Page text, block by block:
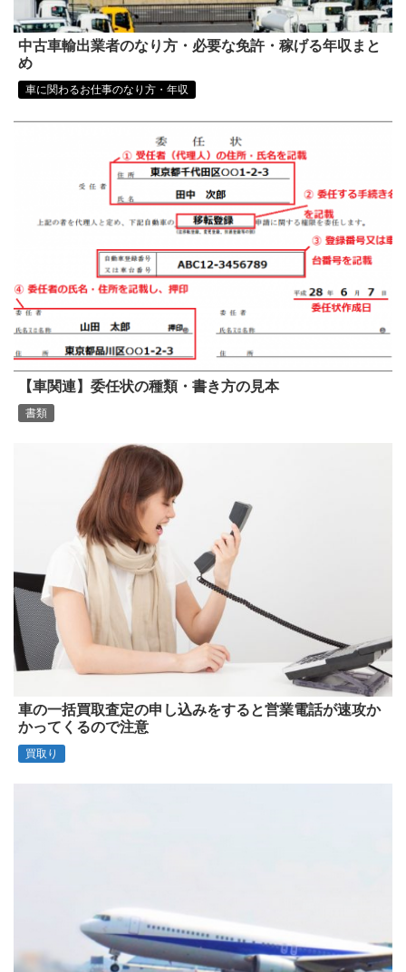
中古車輸出業者のなり方・必要な免許・稼げる年収まと
め
車に関わるお仕事のなり方・年収
【車関連】委任状の種類・書き方の見本
書類
車の一括買取査定の申し込みをすると営業電話が速攻か
かってくるので注意
買取り